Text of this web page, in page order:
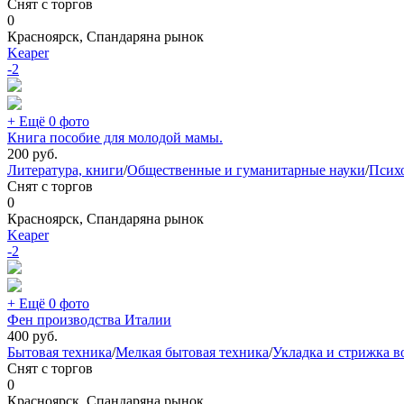
Снят с торгов
0
Красноярск, Спандаряна рынок
Keaper
-2
+ Ещё 0 фото
Книга пособие для молодой мамы.
200 руб.
Литература, книги/Общественные и гуманитарные науки/
Снят с торгов
0
Красноярск, Спандаряна рынок
Keaper
-2
+ Ещё 0 фото
Фен производства Италии
400 руб.
Бытовая техника/Мелкая бытовая техника/Укладка и стрижка
Снят с торгов
0
Красноярск, Спандаряна рынок